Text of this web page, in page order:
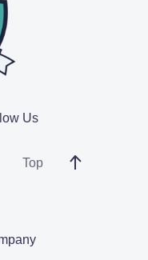
Us
Top